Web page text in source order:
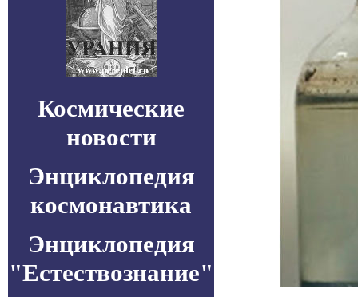
Космические
новости
Энциклопедия
космонавтика
Энциклопедия
"Естествознание"